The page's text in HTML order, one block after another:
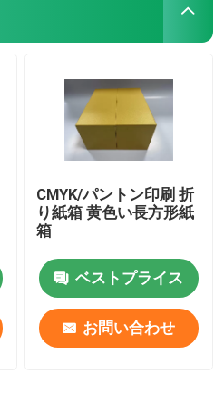
CMYK/パントン印刷 折
り紙箱 黄色い長方形紙
箱
ベストプライス
お問い合わせ